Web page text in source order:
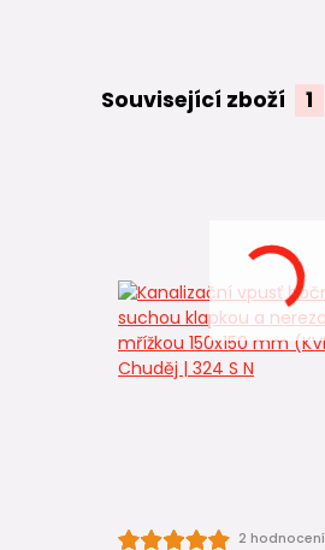
Související zboží 1
2 hodnocení